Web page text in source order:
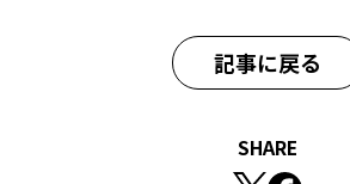
記事に戻る
SHARE